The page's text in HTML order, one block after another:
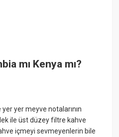
mı Kenya mı?
yer meyve notalarının
ile üst düzey filtre kahve
içmeyi sevmeyenlerin bile